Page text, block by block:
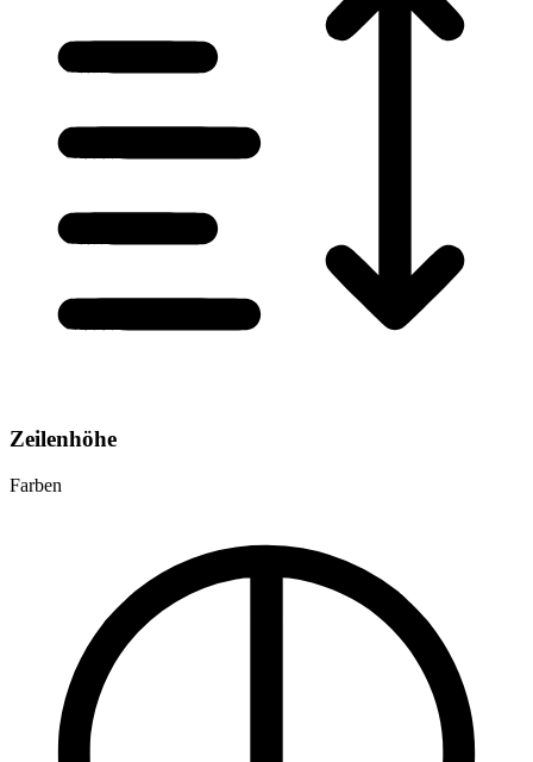
Zeilenhöhe
Farben